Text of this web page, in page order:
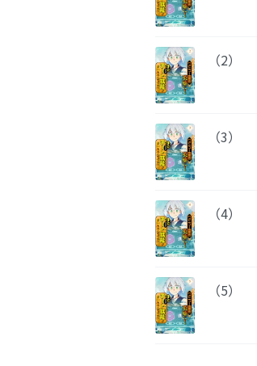
（2）
（3）
（4）
（5）